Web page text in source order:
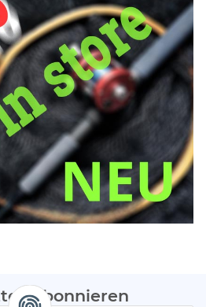
Abonnieren